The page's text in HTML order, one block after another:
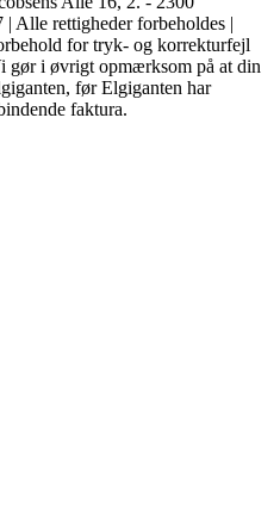
Alle rettigheder forbeholdes |
for tryk- og korrekturfejl
gør i øvrigt opmærksom på at din
før Elgiganten har
faktura.